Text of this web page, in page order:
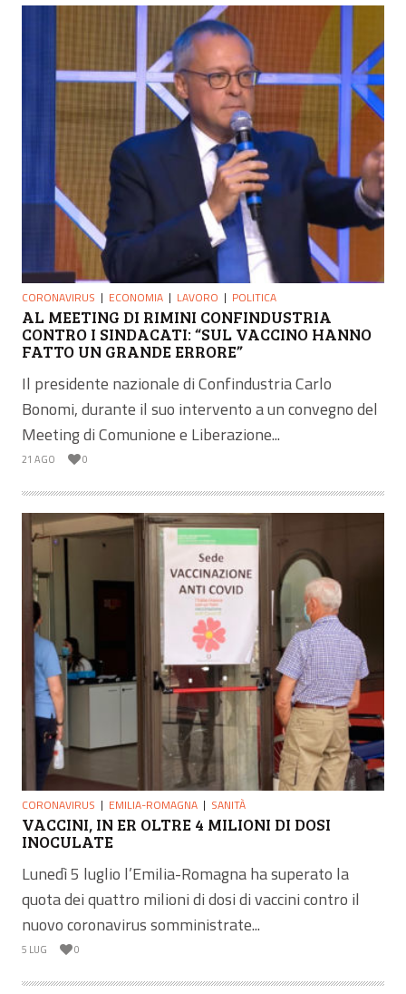
CORONAVIRUS ECONOMIA LAVORO POLITICA
AL MEETING DI RIMINI CONFINDUSTRIA
CONTRO I SINDACATI: “SUL VACCINO HANNO
FATTO UN GRANDE ERRORE”
Il presidente nazionale di Confindustria Carlo
Bonomi, durante il suo intervento a un convegno del
Meeting di Comunione e Liberazione...
21 AGO 0
CORONAVIRUS EMILIA-ROMAGNA SANITÀ
VACCINI, IN ER OLTRE 4 MILIONI DI DOSI
INOCULATE
Lunedì 5 luglio l’Emilia-Romagna ha superato la
quota dei quattro milioni di dosi di vaccini contro il
nuovo coronavirus somministrate...
5 LUG 0